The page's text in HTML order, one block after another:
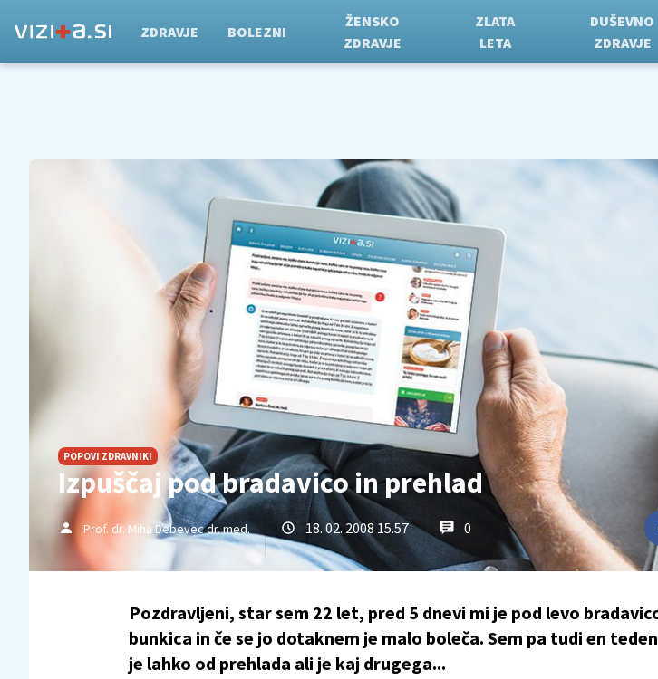
ZDRAVJE BOLEZNI
ŽENSKO
ZDRAVJE
ZLATA
LETA
DUŠEVNO
ZDRAVJE
POPOVI ZDRAVNIKI
Izpuščaj pod bradavico in prehlad
Prof. dr. Miha Debevec dr. med. 18. 02. 2008 15.57 0
Pozdravljeni, star sem 22 let, pred 5 dnevi mi je pod levo
bunkica in če se jo dotaknem je malo boleča. Sem pa tudi en
je lahko od prehlada ali je kaj drugega...